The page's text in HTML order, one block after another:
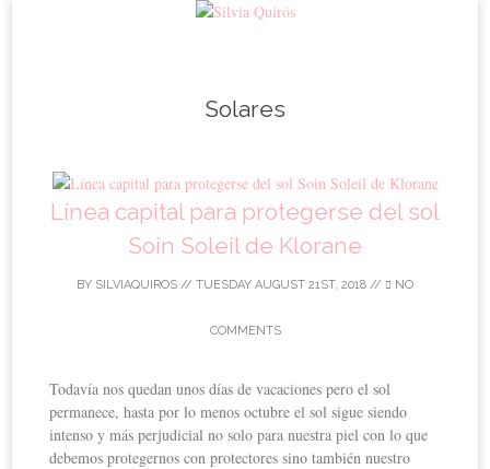
Solares
Línea capital para protegerse del sol
Soin Soleil de Klorane
BY SILVIAQUIROS // TUESDAY AUGUST 21ST, 2018 // NO
COMMENTS
Todavía nos quedan unos días de vacaciones pero el sol
permanece, hasta por lo menos octubre el sol sigue siendo
intenso y más perjudicial no solo para nuestra piel con lo que
debemos protegernos con protectores sino también nuestro